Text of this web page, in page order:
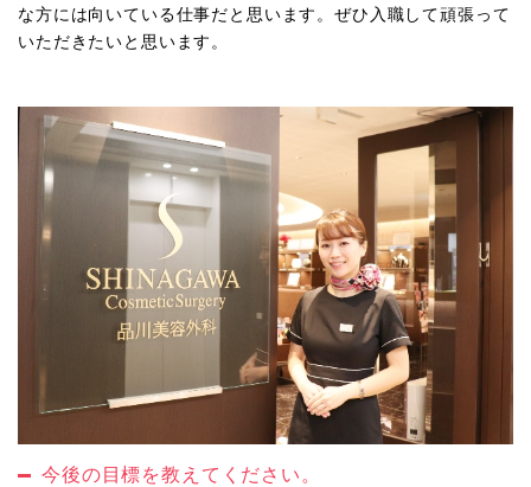
な方には向いている仕事だと思います。ぜひ入職して頑張って
いただきたいと思います。
今後の目標を教えてください。